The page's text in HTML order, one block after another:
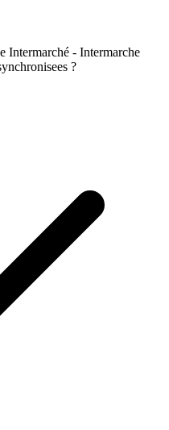
Intermarché - Intermarche
?